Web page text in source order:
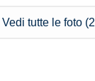
Vedi tutte le foto